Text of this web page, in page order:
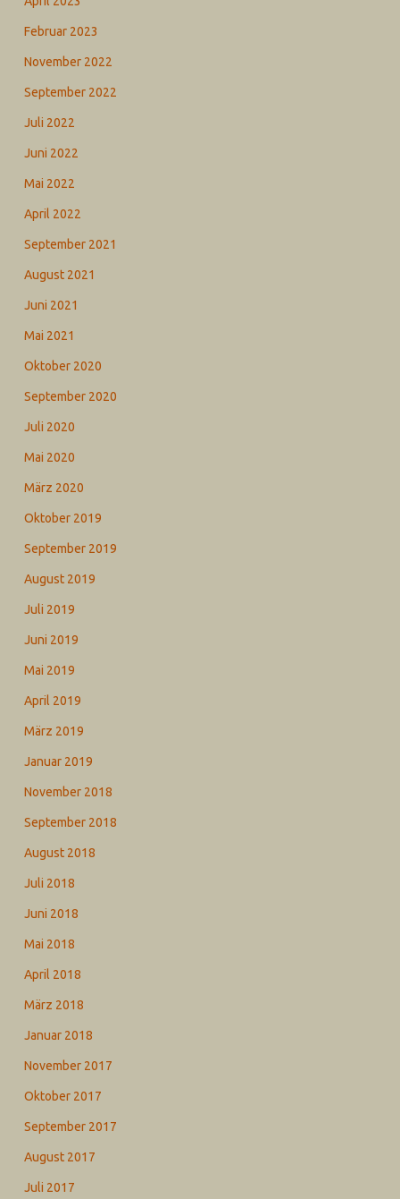
Februar 2023
November 2022
September 2022
Juli 2022
Juni 2022
Mai 2022
April 2022
September 2021
August 2021
Juni 2021
Mai 2021
Oktober 2020
September 2020
Juli 2020
Mai 2020
März 2020
Oktober 2019
September 2019
August 2019
Juli 2019
Juni 2019
Mai 2019
April 2019
März 2019
Januar 2019
November 2018
September 2018
August 2018
Juli 2018
Juni 2018
Mai 2018
April 2018
März 2018
Januar 2018
November 2017
Oktober 2017
September 2017
August 2017
Juli 2017